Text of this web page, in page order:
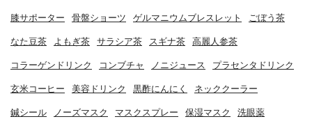
膝サポーター 骨盤ショーツ ゲルマニウムブレスレット ごぼう茶
なた豆茶 よもぎ茶 サラシア茶 スギナ茶 高麗人参茶
コラーゲンドリンク コンブチャ ノニジュース プラセンタドリンク
玄米コーヒー 美容ドリンク 黒酢にんにく ネッククーラー
鍼シール ノーズマスク マスクスプレー 保湿マスク 洗眼薬